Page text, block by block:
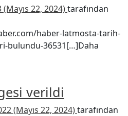
(Mayıs 22, 2024)tarafından
haber-latmosta-tarih-
bulundu-36531[…]Daha
verildi
(Mayıs 22, 2024)tarafından